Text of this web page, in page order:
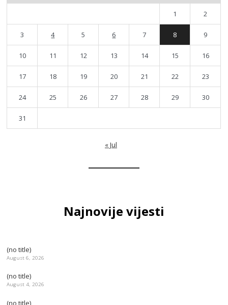
1 2
3 4 5 6 7 8 9
10 11 12 13 14 15 16
17 18 19 20 21 22 23
24 25 26 27 28 29 30
31
« Jul
Najnovije vijesti
(no title)
August 6, 2026
(no title)
August 4, 2026
(no title)